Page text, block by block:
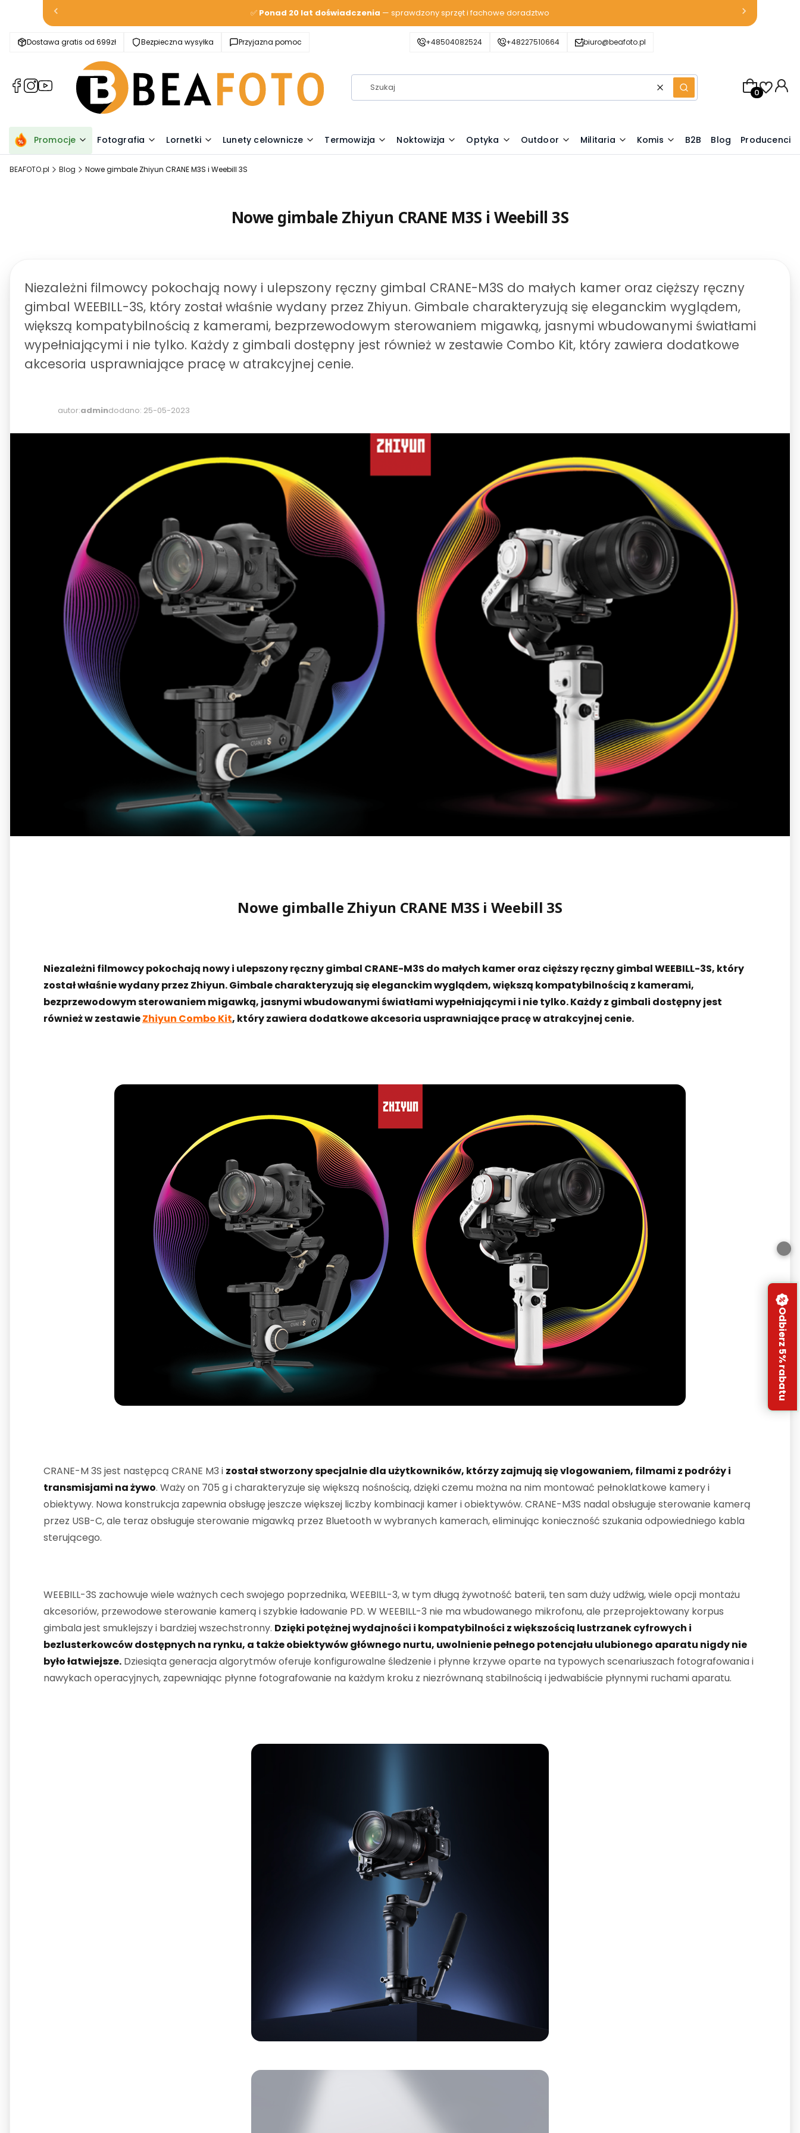
✅ Ponad 20 lat doświadczenia — sprawdzony sprzęt i fachowe doradztwo
Dostawa gratis od 699zł Bezpieczna wysyłka Przyjazna pomoc +48504082524 +48227510664 biuro@beafoto.pl
(Otwiera
karcie)
(Otwiera
karcie)
(Otwiera
karcie)
WyczyśćSzukaj
Produkty w
Promocje Fotografia Lornetki Lunety celownicze Termowizja Noktowizja Optyka Outdoor Militaria Komis B2B Blog Producenci
BEAFOTO.pl Blog Nowe gimbale Zhiyun CRANE M3S i Weebill 3S
Nowe gimbale Zhiyun CRANE M3S i Weebill 3S
Niezależni filmowcy pokochają nowy i ulepszony ręczny gimbal CRANE-M3S do małych kamer oraz cięższy ręczny
gimbal WEEBILL-3S, który został właśnie wydany przez Zhiyun. Gimbale charakteryzują się eleganckim wyglądem,
większą kompatybilnością z kamerami, bezprzewodowym sterowaniem migawką, jasnymi wbudowanymi światłami
wypełniającymi i nie tylko. Każdy z gimbali dostępny jest również w zestawie Combo Kit, który zawiera dodatkowe
akcesoria usprawniające pracę w atrakcyjnej cenie.
autor:admindodano: 25-05-2023
Nowe gimballe Zhiyun CRANE M3S i Weebill 3S
Niezależni filmowcy pokochają nowy i ulepszony ręczny gimbal CRANE-M3S do małych kamer oraz cięższy ręczny gimbal WEEBILL-3S, który
został właśnie wydany przez Zhiyun. Gimbale charakteryzują się eleganckim wyglądem, większą kompatybilnością z kamerami,
bezprzewodowym sterowaniem migawką, jasnymi wbudowanymi światłami wypełniającymi i nie tylko. Każdy z gimbali dostępny jest
również w zestawieZhiyun Combo Kit, który zawiera dodatkowe akcesoria usprawniające pracę w atrakcyjnej cenie.
CRANE-M 3S jest następcą CRANE M3 i został stworzony specjalnie dla użytkowników, którzy zajmują się vlogowaniem, filmami z podróży i
transmisjami na żywo. Waży on 705 g i charakteryzuje się większą nośnością, dzięki czemu można na nim montować pełnoklatkowe kamery i
obiektywy. Nowa konstrukcja zapewnia obsługę jeszcze większej liczby kombinacji kamer i obiektywów. CRANE-M3S nadal obsługuje sterowanie kamerą
przez USB-C, ale teraz obsługuje sterowanie migawką przez Bluetooth w wybranych kamerach, eliminując konieczność szukania odpowiedniego kabla
sterującego.
WEEBILL-3S zachowuje wiele ważnych cech swojego poprzednika, WEEBILL-3, w tym długą żywotność baterii, ten sam duży udźwig, wiele opcji montażu
akcesoriów, przewodowe sterowanie kamerą i szybkie ładowanie PD. W WEEBILL-3 nie ma wbudowanego mikrofonu, ale przeprojektowany korpus
gimbala jest smuklejszy i bardziej wszechstronny. Dzięki potężnej wydajności i kompatybilności z większością lustrzanek cyfrowych i
bezlusterkowców dostępnych na rynku, a także obiektywów głównego nurtu, uwolnienie pełnego potencjału ulubionego aparatu nigdy nie
było łatwiejsze. Dziesiąta generacja algorytmów oferuje konfigurowalne śledzenie i płynne krzywe oparte na typowych scenariuszach fotografowania i
nawykach operacyjnych, zapewniając płynne fotografowanie na każdym kroku z niezrównaną stabilnością i jedwabiście płynnymi ruchami aparatu.
Odbierz 5% rabatu